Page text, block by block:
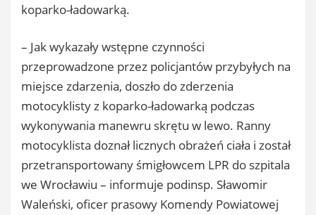
koparko-ładowarką.
– Jak wykazały wstępne czynności
przeprowadzone przez policjantów przybyłych na
miejsce zdarzenia, doszło do zderzenia
motocyklisty z koparko-ładowarką podczas
wykonywania manewru skrętu w lewo. Ranny
motocyklista doznał licznych obrażeń ciała i został
przetransportowany śmigłowcem LPR do szpitala
we Wrocławiu – informuje podinsp. Sławomir
Waleński, oficer prasowy Komendy Powiatowej